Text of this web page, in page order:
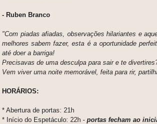
- Ruben Branco
"Com piadas afiadas, observações hilariantes e
melhores sabem fazer, esta é a oportunidade
até doer a barriga!
Precisavas de uma desculpa para sair e te
Vem viver uma noite memorável, feita para rir,
HORÁRIOS:
* Abertura de portas: 21h
* Início do Espetáculo: 22h - portas fecham ao